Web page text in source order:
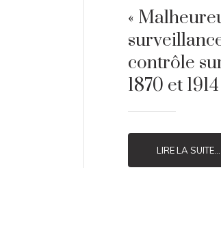
«
contrôle
1870 et 1914
LIRE LA SUITE...